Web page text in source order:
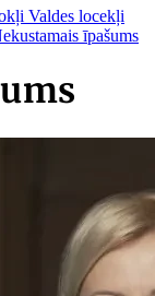
Valdes locekļi
īpašums